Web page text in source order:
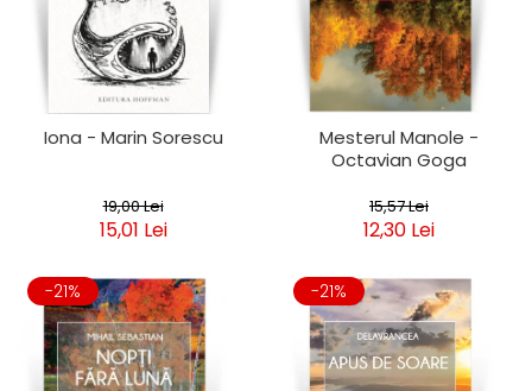
Contemporana
Moderna
Universala
Publicistica / Reportaje / Interviuri
Stiinte umaniste
Istorie
Sociologie si filozofie
Iona - Marin Sorescu
19,00 Lei
15,01 Lei
Mesterul Manole -
Octavian Goga
15,57 Lei
12,30 Lei
-21% -21%